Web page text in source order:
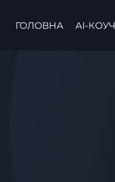
ГОЛОВНА AI-КОУЧ